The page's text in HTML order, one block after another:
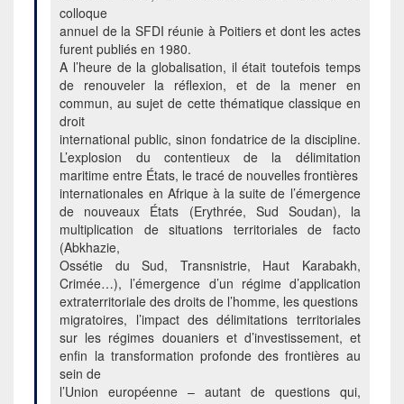
colloque
annuel de la SFDI réunie à Poitiers et dont les actes
furent publiés en 1980.
A l’heure de la globalisation, il était toutefois temps
de renouveler la réflexion, et de la mener en
commun, au sujet de cette thématique classique en
droit
international public, sinon fondatrice de la discipline.
L’explosion du contentieux de la délimitation
maritime entre États, le tracé de nouvelles frontières
internationales en Afrique à la suite de l’émergence
de nouveaux États (Erythrée, Sud Soudan), la
multiplication de situations territoriales de facto
(Abkhazie,
Ossétie du Sud, Transnistrie, Haut Karabakh,
Crimée…), l’émergence d’un régime d’application
extraterritoriale des droits de l’homme, les questions
migratoires, l’impact des délimitations territoriales
sur les régimes douaniers et d’investissement, et
enfin la transformation profonde des frontières au
sein de
l’Union européenne – autant de questions qui,